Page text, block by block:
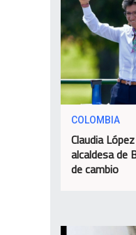
COLOMBIA
Claudia
alcaldesa de
de cambio